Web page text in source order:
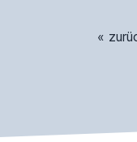
«